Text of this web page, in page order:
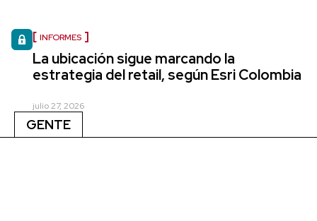
INFORMES
La ubicación sigue marcando la
estrategia del retail, según Esri Colombia
julio 27, 2026
GENTE